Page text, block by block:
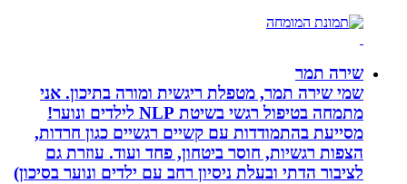
שירה תמר
שמי שירה תמר, מטפלת ריגשית ומורה בתיכון. אני
מתמחה בטיפול רגשי בשיטת NLP לילדים ונוער!
מסייעת בהתמודדות עם קשיים רגשיים כגון חרדות,
הצפות רגשיות, חוסר ביטחון, פחד ועוד. עוזרת גם
לציבור הדתי ובעלת ניסיון רחב עם ילדים ונוער בסיכון)